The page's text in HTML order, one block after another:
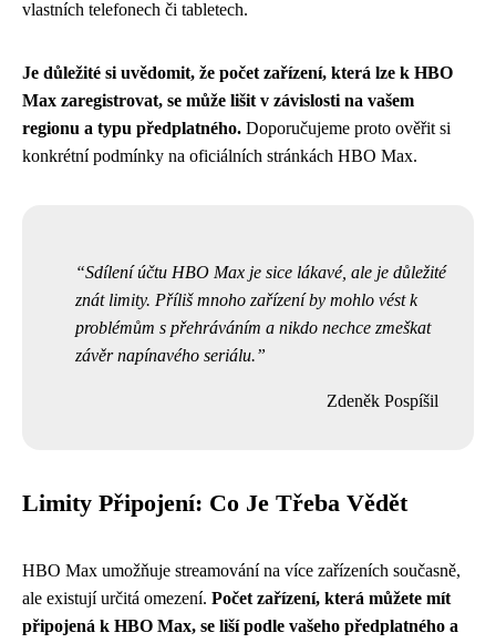
vlastních telefonech či tabletech.
Je důležité si uvědomit, že počet zařízení, která lze k HBO
Max zaregistrovat, se může lišit v závislosti na vašem
regionu a typu předplatného. Doporučujeme proto ověřit si
konkrétní podmínky na oficiálních stránkách HBO Max.
Sdílení účtu HBO Max je sice lákavé, ale je důležité
znát limity. Příliš mnoho zařízení by mohlo vést k
problémům s přehráváním a nikdo nechce zmeškat
závěr napínavého seriálu.
Zdeněk Pospíšil
Limity Připojení: Co Je Třeba Vědět
HBO Max umožňuje streamování na více zařízeních současně,
ale existují určitá omezení. Počet zařízení, která můžete mít
připojená k HBO Max, se liší podle vašeho předplatného a